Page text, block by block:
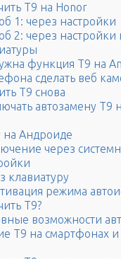
Т9 на Honor
1: через настройки
2: через
функция Т9 на
сделать веб
Т9 снова
автозамену T9
на Андроиде
через
клавиатуру
режима
Т9?
возможности
Т9 на смартфонах и